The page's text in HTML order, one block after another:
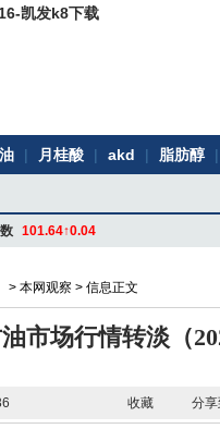
凯发k8下载
| 月桂酸 | akd | 脂肪醇 |
101.64↑0.04
> 本网观察 > 信息正文
市场行情转淡（
分
收藏